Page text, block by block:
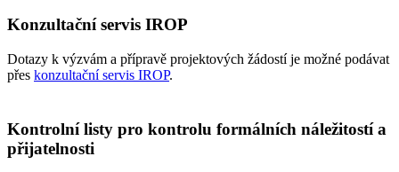
Konzultační servis IROP
Dotazy k výzvám a přípravě projektových žádostí je možné podávat
přes konzultační servis IROP.
Kontrolní listy pro kontrolu formálních náležitostí a
přijatelnosti